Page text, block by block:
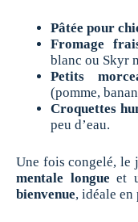
Pâtée pour
Fromage
blanc ou Skyr
Petits
(pomme,
Croquettes
peu d’eau.
Une fois congelé,
mentale longue et
bienvenue, idéale